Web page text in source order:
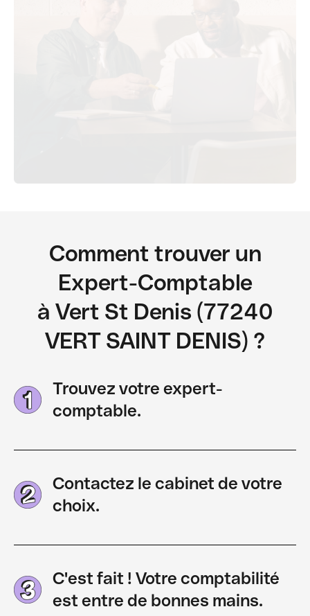
Comment trouver un
Expert-Comptable
à Vert St Denis (77240
VERT SAINT DENIS) ?
Trouvez votre expert-
comptable.
Contactez le cabinet de votre
choix.
C'est fait ! Votre comptabilité
est entre de bonnes mains.